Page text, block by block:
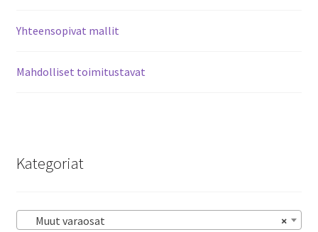
Yhteensopivat mallit
Mahdolliset toimitustavat
Kategoriat
×
Muut varaosat